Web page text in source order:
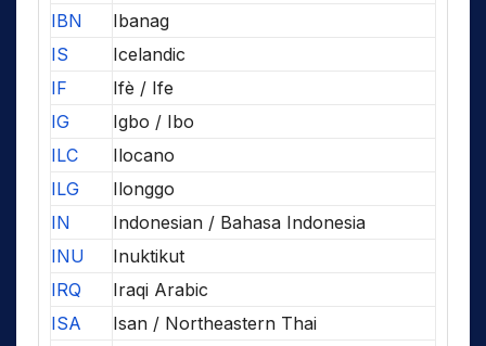
IBN
Ibanag
IS
Icelandic
IF
Ifè / Ife
IG
Igbo / Ibo
ILC
Ilocano
ILG
Ilonggo
IN
Indonesian / Bahasa Indonesia
INU
Inuktikut
IRQ
Iraqi Arabic
ISA
Isan / Northeastern Thai